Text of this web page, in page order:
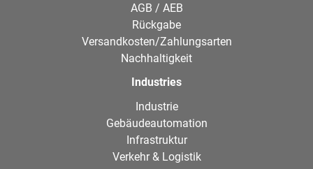
AGB / AEB
Rückgabe
Versandkosten/Zahlungsarten
Nachhaltigkeit
Industries
Industrie
Gebäudeautomation
Infrastruktur
Verkehr & Logistik